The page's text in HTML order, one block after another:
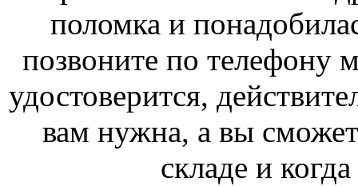
поломка и
позвоните по телефону
удостоверится,
вам нужна, а вы
складе и